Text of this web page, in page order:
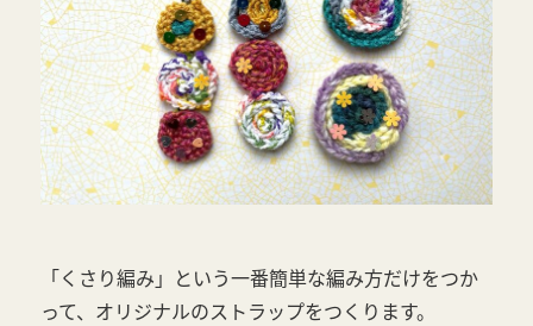
「くさり編み」という一番簡単な編み方だけをつか
って、オリジナルのストラップをつくります。